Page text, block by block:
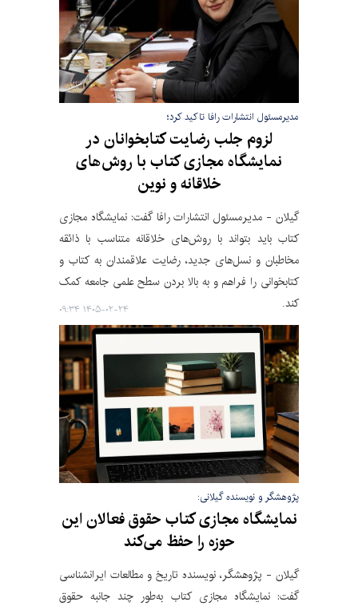
مدیرمسئول انتشارات رافا تاکید کرد؛
لزوم جلب رضایت کتابخوانان در
نمایشگاه مجازی کتاب با روش‌های
خلاقانه و نوین
گیلان - مدیرمسئول انتشارات رافا گفت: نمایشگاه مجازی
کتاب باید بتواند با روش‌های خلاقانه متناسب با ذائقه
مخاطبان و نسل‌های جدید، رضایت علاقمندان به کتاب و
کتابخوانی را فراهم و به بالا بردن سطح علمی جامعه کمک
کند.
۱۴۰۵-۰۲-۲۴ ۰۹:۳۴
پژوهشگر و نویسنده گیلانی:
نمایشگاه مجازی کتاب حقوق فعالان این
حوزه را حفظ می‌کند
گیلان - پژوهشگر، نویسنده تاریخ و مطالعات ایرانشناسی
گفت: نمایشگاه مجازی کتاب به‌طور چند جانبه حقوق